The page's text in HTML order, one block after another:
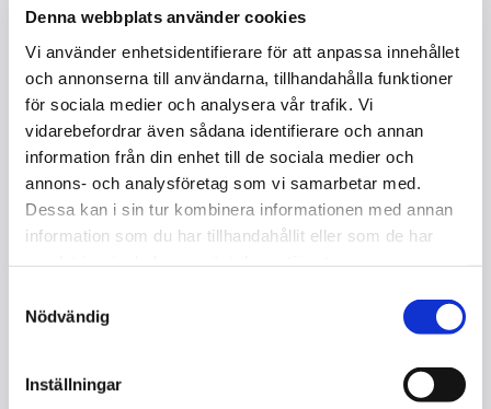
Denna webbplats använder cookies
Vi använder enhetsidentifierare för att anpassa innehållet
och annonserna till användarna, tillhandahålla funktioner
för sociala medier och analysera vår trafik. Vi
vidarebefordrar även sådana identifierare och annan
information från din enhet till de sociala medier och
annons- och analysföretag som vi samarbetar med.
Dessa kan i sin tur kombinera informationen med annan
information som du har tillhandahållit eller som de har
Nödvändig
Inställningar
MALMSJÖ.J.G.135 / FLYGEL /S
I lager
Storlek : 135 cm
Tangenter : 85